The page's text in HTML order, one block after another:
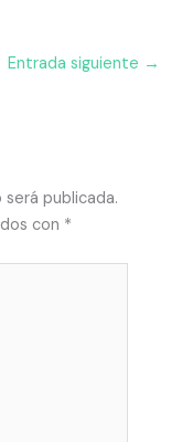
Entrada siguiente →
publicada.
con *